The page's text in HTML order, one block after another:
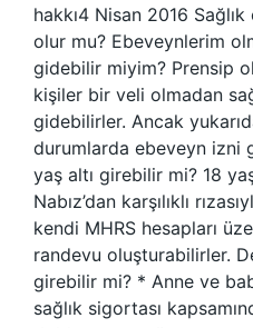
hakkı4 Nisan 2016
olur mu? Ebeveynlerim
gidebilir miyim? Prensip
kişiler bir veli olmadan
gidebilirler. Ancak
durumlarda ebeveyn izni
yaş altı girebilir mi? 18
Nabız’dan karşılıklı
kendi MHRS hesapları
randevu oluşturabilirler.
girebilir mi? * Anne ve
sağlık sigortası